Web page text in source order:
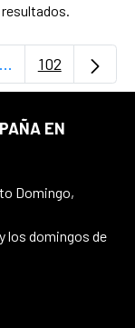
resultados.
TAB para
...PáginasPágina
102
EN
Domingo,
los domingos de